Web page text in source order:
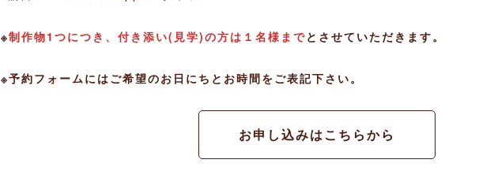
※制作物1つにつき、付き添い(見学)の方は１名様までとさせていただきます。
※予約フォームにはご希望のお日にちとお時間をご表記下さい。
お申し込みはこちらから